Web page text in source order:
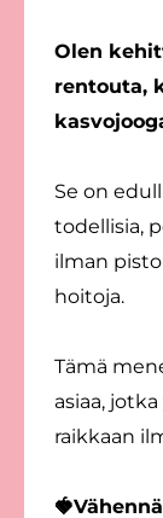
Olen
rentouta,
Se on
todellisia,
ilman
hoitoja.
Tämä
asiaa, jotka
raikkaan
🍓Vähennä